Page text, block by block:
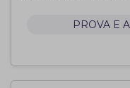
PROVA E